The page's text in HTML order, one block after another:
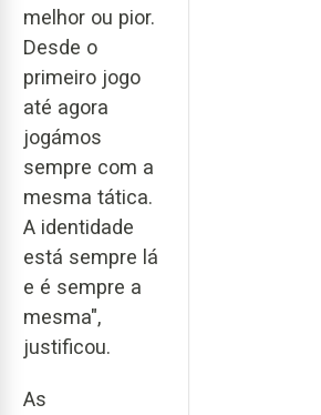
melhor ou pior.
Desde o
primeiro jogo
até agora
jogámos
sempre com a
mesma tática.
A identidade
está sempre lá
e é sempre a
mesma",
justificou.
As